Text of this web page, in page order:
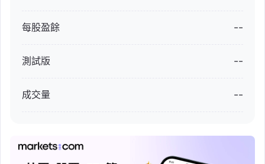
每股盈餘 --
測試版 --
成交量 --